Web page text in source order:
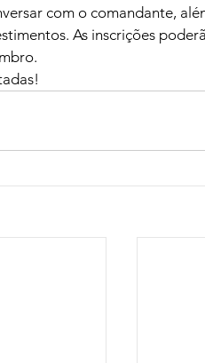
com o comandante,
As inscrições